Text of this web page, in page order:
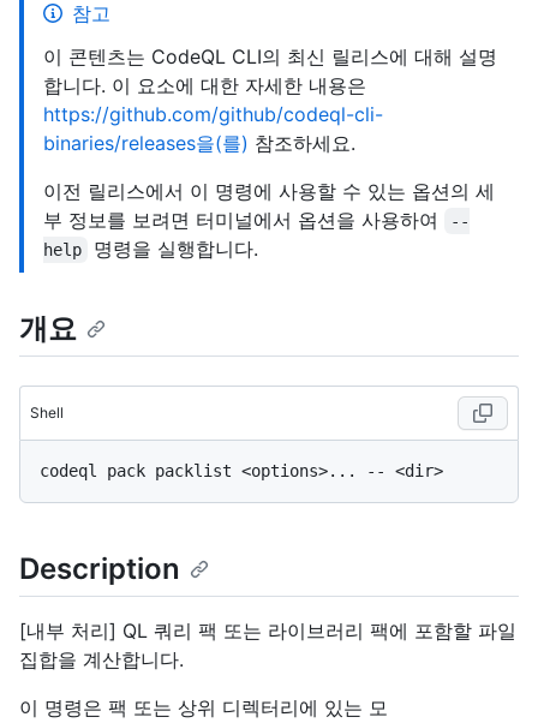
참고
이 콘텐츠는 CodeQL CLI의 최신 릴리스에 대해 설명
합니다. 이 요소에 대한 자세한 내용은
https://github.com/github/codeql-cli-
binaries/releases을(를) 참조하세요.
이전 릴리스에서 이 명령에 사용할 수 있는 옵션의 세
부 정보를 보려면 터미널에서 옵션을 사용하여
--
help
명령을 실행합니다.
개요
Shell
Description
[내부 처리] QL 쿼리 팩 또는 라이브러리 팩에 포함할 파일
집합을 계산합니다.
이 명령은 팩 또는 상위 디렉터리에 있는 모